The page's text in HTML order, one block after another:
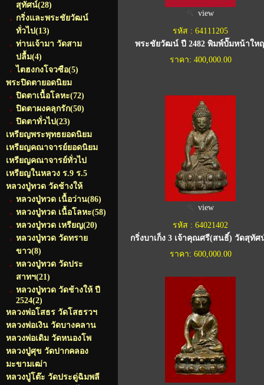
สุทัศน์(28)
กริ่งและพระชัยวัฒน์
ทั่วไป(13)
ท่านเจ้ามา วัดสาม
ปลื้ม(4)
ไตฮงกงโจวซือ(5)
พระปิดตายอดนิยม
ปิดตาเนื้อโลหะ(72)
ปิดตาผงคลุกรัก(50)
ปิดตาทั่วไป(23)
เหรียญพระพุทธยอดนิยม
เหรียญคณาจารย์ยอดนิยม
เหรียญคณาจารย์ทั่วไป
เหรียญในหลวง ร.9 ร.5
หลวงปู่ทวด วัดช้างให้
หลวงปู่ทวด เนื้อว่าน(86)
หลวงปู่ทวด เนื้อโลหะ(58)
หลวงปู่ทวด เหรียญ(20)
หลวงปู่ทวด วัดทราย
ขาว(8)
หลวงปู่ทวด วัดประ
สาทฯ(21)
หลวงปู่ทวด วัดช้างให้ ปี
2524(2)
หลวงพ่อโสธร วัดโสธรวฯ
หลวงพ่อเงิน วัดบางคลาน
หลวงพ่อเดิม วัดหนองโพ
หลวงปู่ศุข วัดปากคลอง
มะขามเฒ่า
หลวงปู่โต๊ะ วัดประดู่ฉิมพลี
view
รหัส : 64111205
พระชัยวัฒน์ ปี 2482 พิมพ์ปํ๊มหน้าให
ราคา: 400,000.00
view
รหัส : 64021402
กริ่งบาเก็ง 3 เจ้าคุณศรี(สนธิ์) วัดสุทัศ
ราคา: 600,000.00